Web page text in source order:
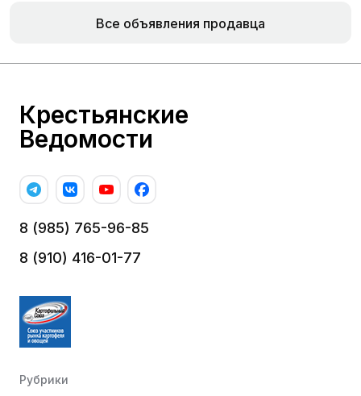
Все объявления продавца
Крестьянские
Ведомости
8 (985) 765-96-85
8 (910) 416-01-77
Рубрики